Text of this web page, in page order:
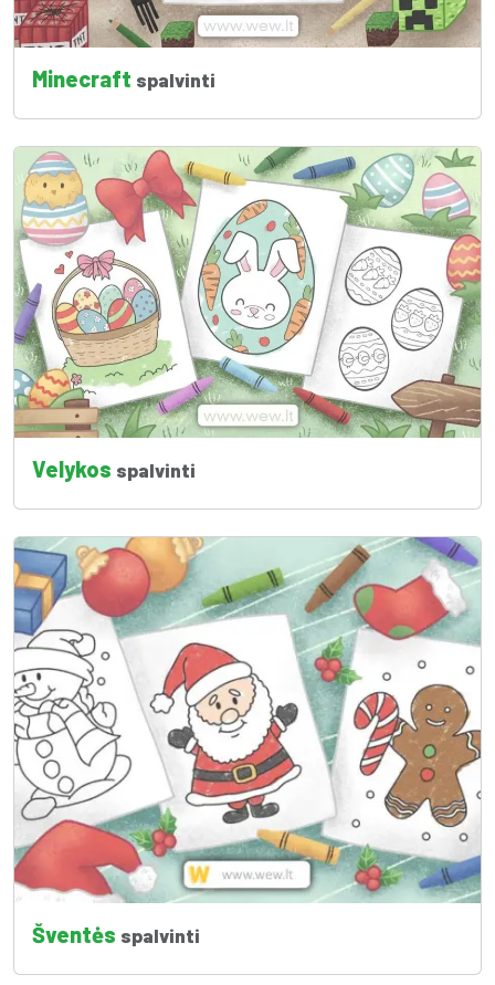
Minecraft spalvinti
Velykos spalvinti
Šventės spalvinti